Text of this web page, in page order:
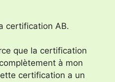
certification AB.
que la certification
à mon
certification a un